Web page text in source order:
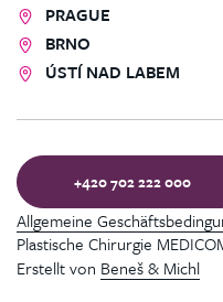
PRAGUE
BRNO
ÚSTÍ NAD LABEM
+420 702 222 000
Plastische Chirurgie
Allgemeine
Erstellt von Beneš & Michl